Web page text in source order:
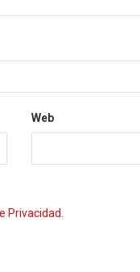
Web
Privacidad